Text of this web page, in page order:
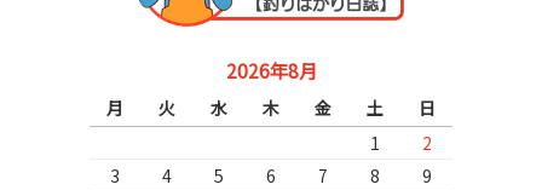
2026年8月
月 火 水 木 金 土
日
1
2
3
4 5 6 7 8
9